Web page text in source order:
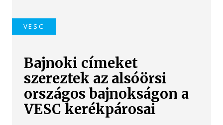
VESC
Bajnoki címeket
szereztek az alsóörsi
országos bajnokságon a
VESC kerékpárosai